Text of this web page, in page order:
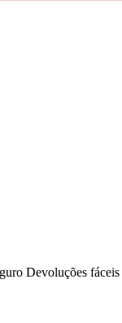
Devoluções fáceis